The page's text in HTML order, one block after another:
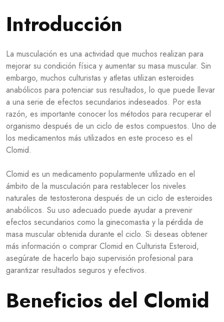
Introducción
La musculación es una actividad que muchos realizan para
mejorar su condición física y aumentar su masa muscular. Sin
embargo, muchos culturistas y atletas utilizan esteroides
anabólicos para potenciar sus resultados, lo que puede llevar
a una serie de efectos secundarios indeseados. Por esta
razón, es importante conocer los métodos para recuperar el
organismo después de un ciclo de estos compuestos. Uno de
los medicamentos más utilizados en este proceso es el
Clomid.
Clomid es un medicamento popularmente utilizado en el
ámbito de la musculación para restablecer los niveles
naturales de testosterona después de un ciclo de esteroides
anabólicos. Su uso adecuado puede ayudar a prevenir
efectos secundarios como la ginecomastia y la pérdida de
masa muscular obtenida durante el ciclo. Si deseas obtener
más información o comprar Clomid en Culturista Esteroid,
asegúrate de hacerlo bajo supervisión profesional para
garantizar resultados seguros y efectivos.
Beneficios del Clomid